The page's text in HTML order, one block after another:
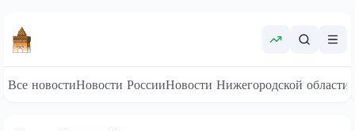
Все новостиНовости РоссииНовости Нижегородской области